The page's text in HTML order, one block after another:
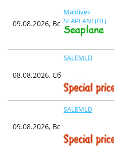
09.08.2026, Вс
Maldives
SEAPLANE(BT)
08.08.2026, Сб
SALEMLD
09.08.2026, Вс
SALEMLD